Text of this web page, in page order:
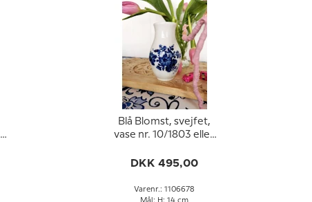
Blå Blomst, svejfet,
vase nr. 10/1803 eller
Copenhagen
DKK 495,00
Varenr.: 1106678
Mål: H: 14 cm